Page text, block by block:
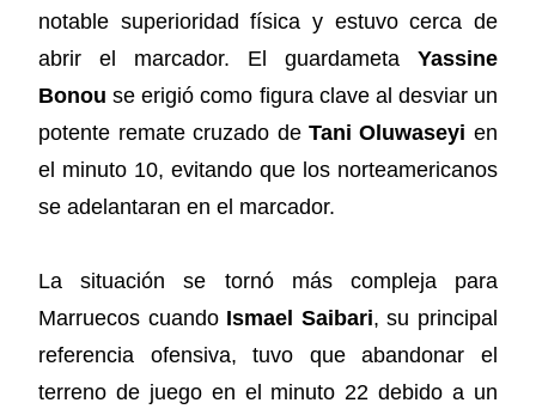
notable superioridad física y estuvo cerca de
abrir el marcador. El guardameta Yassine
Bonou se erigió como figura clave al desviar un
potente remate cruzado de Tani Oluwaseyi en
el minuto 10, evitando que los norteamericanos
se adelantaran en el marcador.
La situación se tornó más compleja para
Marruecos cuando Ismael Saibari, su principal
referencia ofensiva, tuvo que abandonar el
terreno de juego en el minuto 22 debido a un